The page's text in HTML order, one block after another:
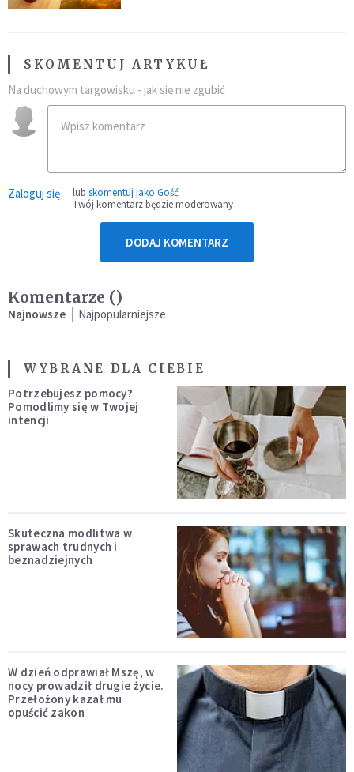
SKOMENTUJ ARTYKUŁ
Na duchowym targowisku - jak się nie zgubić
Zaloguj się lub skomentuj jako Gość
Twój komentarz będzie moderowany
DODAJ KOMENTARZ
Komentarze ()
Najnowsze Najpopularniejsze
WYBRANE DLA CIEBIE
Potrzebujesz pomocy?
Pomodlimy się w Twojej
intencji
Skuteczna modlitwa w
sprawach trudnych i
beznadziejnych
W dzień odprawiał Mszę, w
nocy prowadził drugie życie.
Przełożony kazał mu
opuścić zakon